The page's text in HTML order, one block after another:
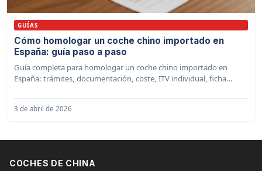
GUÍAS
Cómo homologar un coche chino importado en
España: guía paso a paso
Guía completa para homologar un coche chino importado en
España: trámites, documentación, coste, ITV individual, ficha
3 de abril de 2026
COCHES DE CHINA